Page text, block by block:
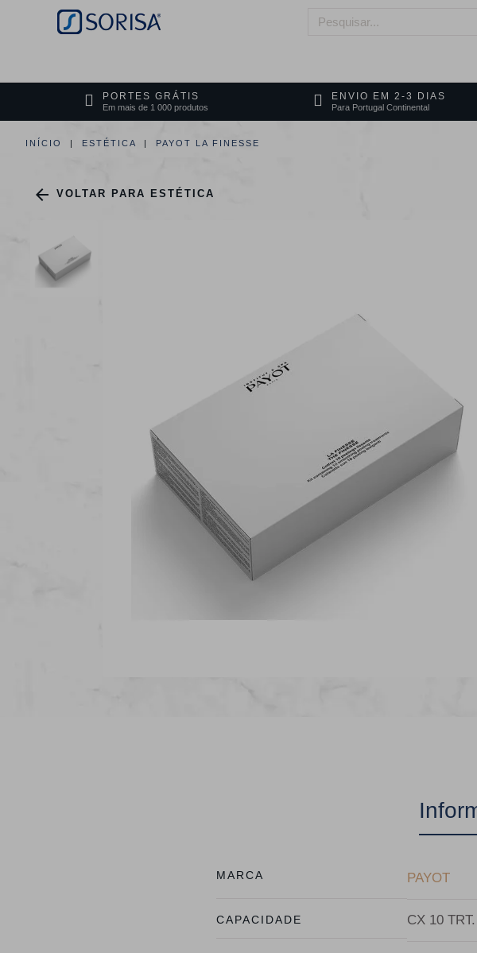
PORTES GRÁTIS
Em mais de 1 000 produtos
ENVIO EM 2-3 DIAS
Para Portugal Continental
INÍCIO ESTÉTICA PAYOT LA FINESSE
 VOLTAR PARA ESTÉTICA
MARCA PAYOT
CAPACIDADE CX 10 TRT.